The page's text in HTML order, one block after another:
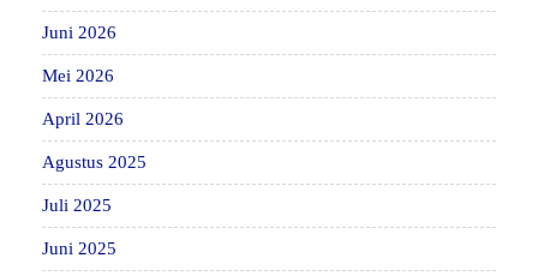
Juni 2026
Mei 2026
April 2026
Agustus 2025
Juli 2025
Juni 2025